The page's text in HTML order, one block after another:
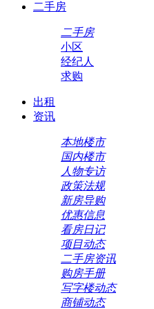
二手房
二手房
小区
经纪人
求购
出租
资讯
本地楼市
国内楼市
人物专访
政策法规
新房导购
优惠信息
看房日记
项目动态
二手房资讯
购房手册
写字楼动态
商铺动态